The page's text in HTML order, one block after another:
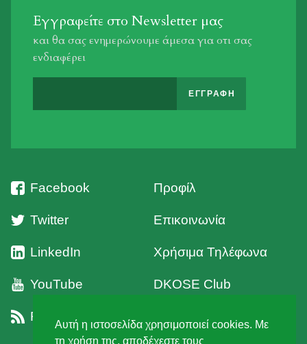
Αυτή η ιστοσελίδα χρησιμοποιεί cookies. Με
τη χρήση της, αποδέχεστε τους
Εγγραφείτε στο Newsletter μας
και θα σας ενημερώνουμε άμεσα για οτι σας
ενδιαφέρει
Facebook
Twitter
LinkedIn
YouTube
RSS
Προφίλ
Επικοινωνία
Χρήσιμα Τηλέφωνα
DKOSE Club
Όροι Χρήσης